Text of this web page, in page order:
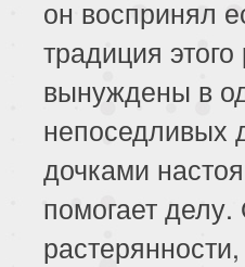
он воспринял
традиция
вынуждены в
непоседливых
дочками
помогает